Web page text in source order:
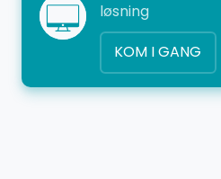
løsning
KOM I GANG